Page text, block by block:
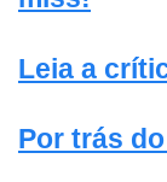
Leia a
Por trás